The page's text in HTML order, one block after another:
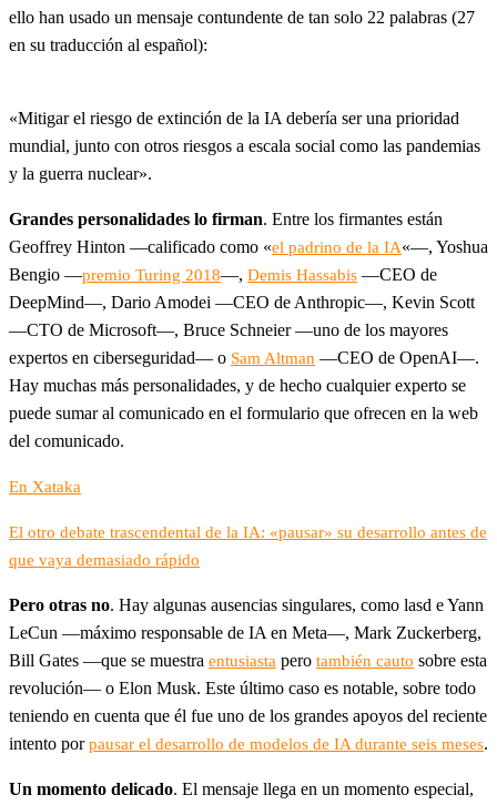
ello han usado un mensaje contundente de tan solo 22 palabras (27
en su traducción al español):
«Mitigar el riesgo de extinción de la IA debería ser una prioridad
mundial, junto con otros riesgos a escala social como las pandemias
y la guerra nuclear».
Grandes personalidades lo firman. Entre los firmantes están
Geoffrey Hinton —calificado como «el padrino de la IA«—, Yoshua
Bengio —premio Turing 2018—, Demis Hassabis —CEO de
DeepMind—, Dario Amodei —CEO de Anthropic—, Kevin Scott
—CTO de Microsoft—, Bruce Schneier —uno de los mayores
expertos en ciberseguridad— o Sam Altman —CEO de OpenAI—.
Hay muchas más personalidades, y de hecho cualquier experto se
puede sumar al comunicado en el formulario que ofrecen en la web
del comunicado.
En Xataka
El otro debate trascendental de la IA: «pausar» su desarrollo antes de
que vaya demasiado rápido
Pero otras no. Hay algunas ausencias singulares, como lasd e Yann
LeCun —máximo responsable de IA en Meta—, Mark Zuckerberg,
Bill Gates —que se muestra entusiasta pero también cauto sobre esta
revolución— o Elon Musk. Este último caso es notable, sobre todo
teniendo en cuenta que él fue uno de los grandes apoyos del reciente
intento porpausar el desarrollo de modelos de IA durante seis meses.
Un momento delicado. El mensaje llega en un momento especial,